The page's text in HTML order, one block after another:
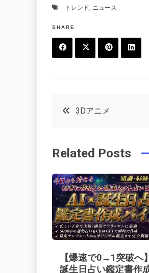
トレンド, ニュース
SHARE
o
k
t
r
e
t
in
投
ナ
ビ
ゲ
ー
3Dアニメ
Related Posts
【爆速で0→1突破へ
誕生日占い鑑定書作